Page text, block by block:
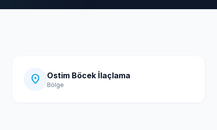
location_on Ostim Böcek İlaçlama
Bölge